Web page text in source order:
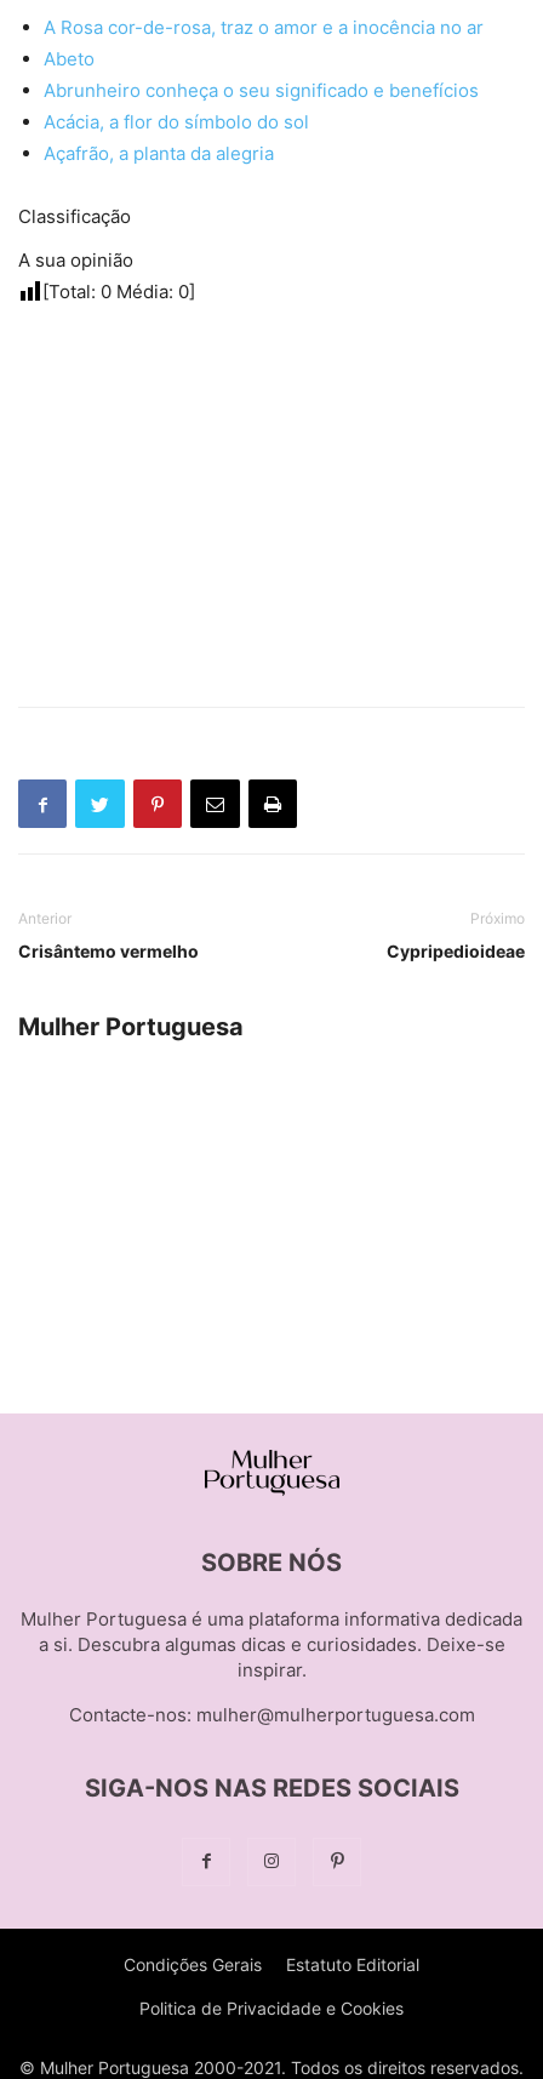
A Rosa cor-de-rosa, traz o amor e a inocência no ar
Abeto
Abrunheiro conheça o seu significado e benefícios
Acácia, a flor do símbolo do sol
Açafrão, a planta da alegria
Classificação
A sua opinião
[Total: 0 Média: 0]
Anterior
Crisântemo vermelho
Próximo
Cypripedioideae
Mulher Portuguesa
SOBRE NÓS
Mulher Portuguesa é uma plataforma informativa dedicada
a si. Descubra algumas dicas e curiosidades. Deixe-se
inspirar.
Contacte-nos: mulher@mulherportuguesa.com
SIGA-NOS NAS REDES SOCIAIS
Condições Gerais Estatuto Editorial
Politica de Privacidade e Cookies
© Mulher Portuguesa 2000-2021. Todos os direitos reservados.